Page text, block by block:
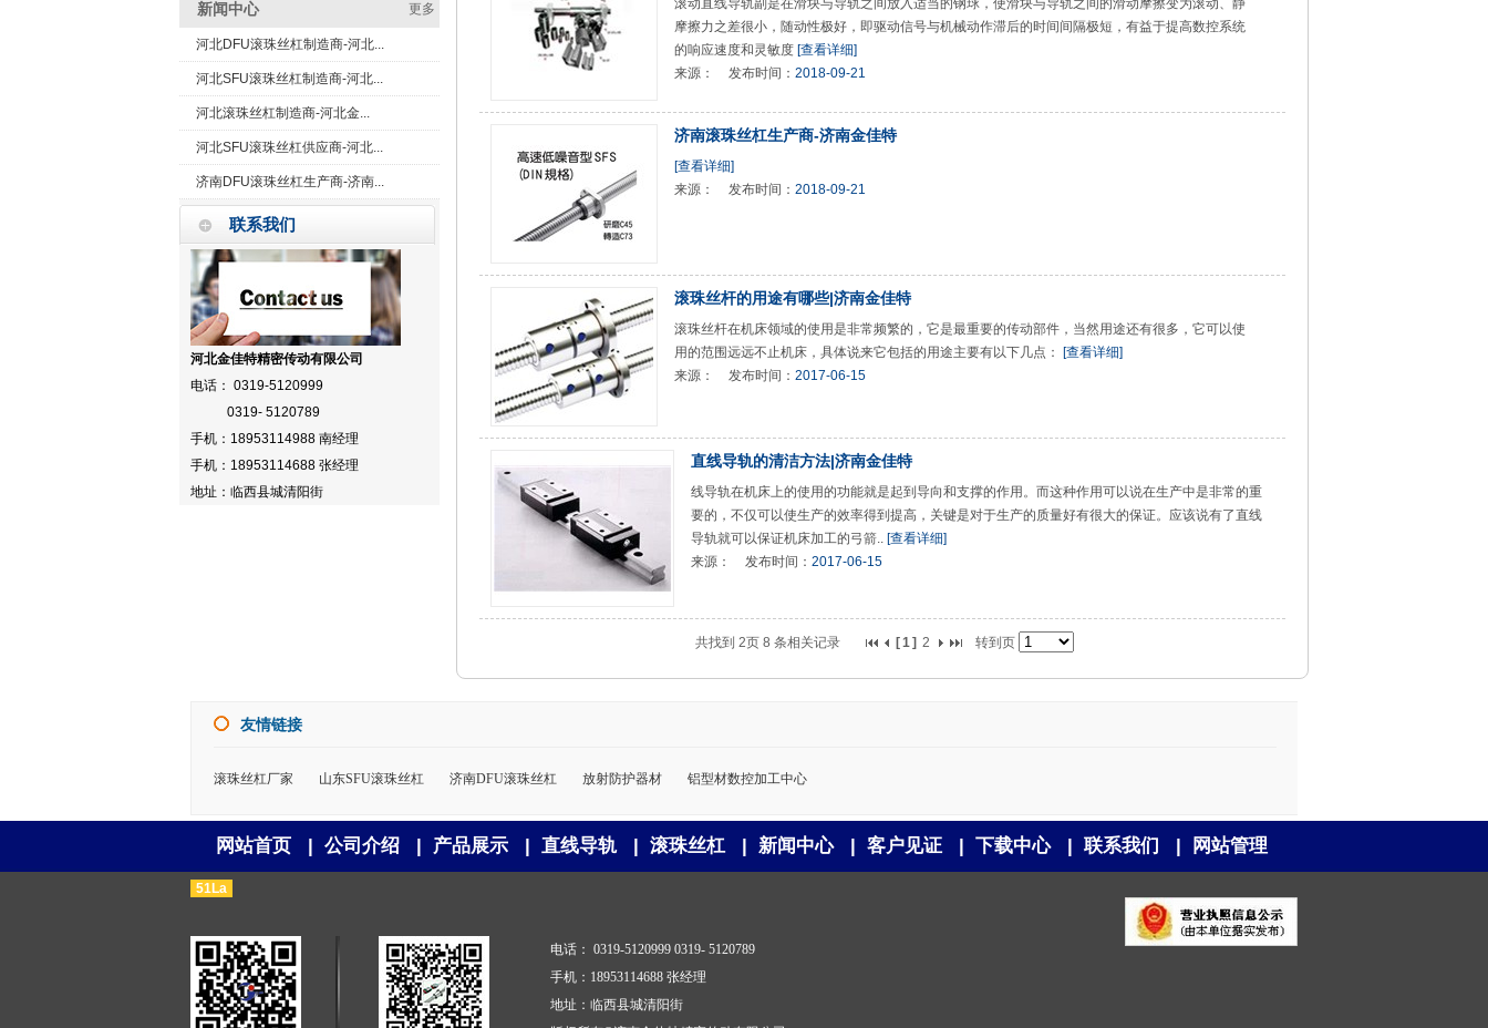
新闻中心 更多
河北DFU滚珠丝杠制造商-河北...
河北SFU滚珠丝杠制造商-河北...
河北滚珠丝杠制造商-河北金...
河北SFU滚珠丝杠供应商-河北...
济南DFU滚珠丝杠生产商-济南...
联系我们
河北金佳特精密传动有限公司
电话： 0319-5120999
0319- 5120789
手机：18953114988 南经理
手机：18953114688 张经理
地址：临西县城清阳街
滚动直线导轨副是在滑块与导轨之间放入适当的钢球，使滑块与导轨之间的滑动摩擦变为滚动、静
摩擦力之差很小，随动性极好，即驱动信号与机械动作滞后的时间间隔极短，有益于提高数控系统
的响应速度和灵敏度 [查看详细]
来源：
发布时间： 2018-09-21
济南滚珠丝杠生产商-济南金佳特
[查看详细]
来源：
发布时间： 2018-09-21
滚珠丝杆的用途有哪些|济南金佳特
滚珠丝杆在机床领域的使用是非常频繁的，它是最重要的传动部件，当然用途还有很多，它可以使
用的范围远远不止机床，具体说来它包括的用途主要有以下几点： [查看详细]
来源：
发布时间： 2017-06-15
直线导轨的清洁方法|济南金佳特
线导轨在机床上的使用的功能就是起到导向和支撑的作用。而这种作用可以说在生产中是非常的重
要的，不仅可以使生产的效率得到提高，关键是对于生产的质量好有很大的保证。应该说有了直线
导轨就可以保证机床加工的弓箭.. [查看详细]
来源：
发布时间： 2017-06-15
共找到 2页 8 条相关记录 [1] 2 转到页
友情链接
滚珠丝杠厂家 山东SFU滚珠丝杠 济南DFU滚珠丝杠 放射防护器材 铝型材数控加工中心
网站首页| 公司介绍| 产品展示| 直线导轨| 滚珠丝杠| 新闻中心| 客户见证| 下载中心| 联系我们 | 网站管理
51La
电话： 0319-5120999 0319- 5120789
手机：18953114688 张经理
地址：临西县城清阳街